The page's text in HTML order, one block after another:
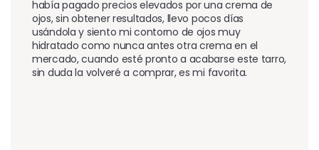
había pagado precios elevados por una crema de
ojos, sin obtener resultados, llevo pocos días
usándola y siento mi contorno de ojos muy
hidratado como nunca antes otra crema en el
mercado, cuando esté pronto a acabarse este tarro,
sin duda la volveré a comprar, es mi favorita.